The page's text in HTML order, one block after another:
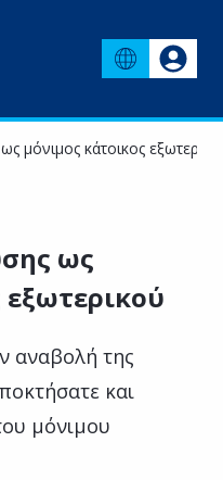
μόνιμος κάτοικος
ως
εξωτερικού
αναβολή της
και
μόνιμου